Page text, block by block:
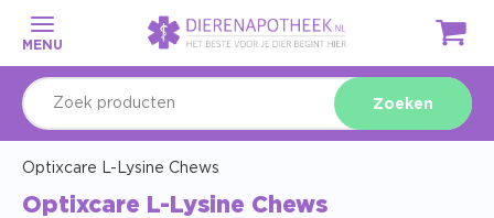
MENU
Zoeken
Optixcare L-Lysine Chews
Optixcare L-Lysine Chews